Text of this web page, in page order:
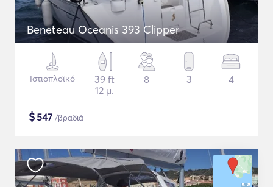
Beneteau Oceanis 393 Clipper
Ιστιοπλοϊκό
39 ft
12 μ.
8 3 4
$547 /βραδιά